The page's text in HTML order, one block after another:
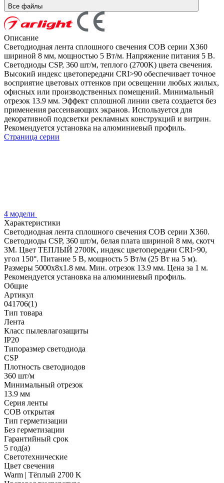
Все файлы
Описание
Светодиодная лента сплошного свечения COB серии X360
шириной 8 мм, мощностью 5 Вт/м. Напряжение питания 5 В.
Светодиоды CSP, 360 шт/м, теплого (2700K) цвета свечения.
Высокий индекс цветопередачи CRI>90 обеспечивает точное
восприятие цветовых оттенков при освещении любых жилых,
офисных или производственных помещений. Минимальный
отрезок 13.9 мм. Эффект сплошной линии света создается без
применения рассеивающих экранов. Используется для
декоративной подсветки рекламных конструкций и витрин.
Рекомендуется установка на алюминиевый профиль.
Страница серии
4 модели
Характеристики
Светодиодная лента сплошного свечения COB серии X360.
Светодиоды CSP, 360 шт/м, белая плата шириной 8 мм, скотч
3M. Цвет ТЕПЛЫЙ 2700K, индекс цветопередачи CRI>90,
угол 150°. Питание 5 В, мощность 5 Вт/м (25 Вт на 5 м).
Размеры 5000х8х1.8 мм. Мин. отрезок 13.9 мм. Цена за 1 м.
Рекомендуется установка на алюминиевый профиль.
Общие
Артикул
041706(1)
Тип товара
Лента
Класс пылевлагозащиты
IP20
Типоразмер светодиода
CSP
Плотность светодиодов
360 шт/м
Минимальный отрезок
13.9 мм
Серия ленты
COB открытая
Тип герметизации
Без герметизации
Гарантийный срок
5 год(а)
Светотехнические
Цвет свечения
Warm | Тёплый 2700 K